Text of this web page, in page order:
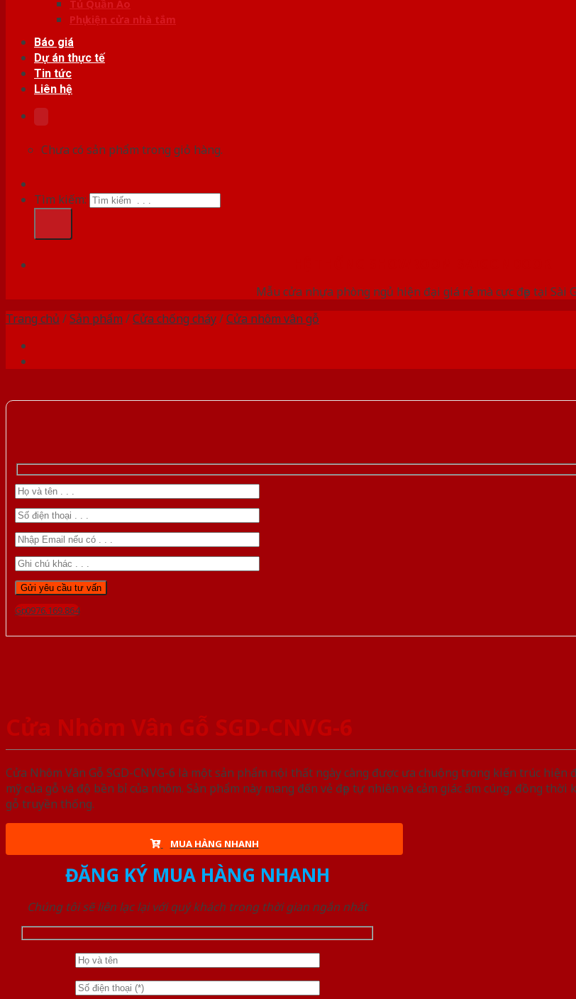
Tủ Quần Áo
Phụ kiện cửa nhà tắm
Báo giá
Dự án thực tế
Tin tức
Liên hệ
Chưa có sản phẩm trong giỏ hàng.
Tìm kiếm:
Mẫu cửa nhựa phòng ngủ hiện đại giá rẻ mà cực đẹp tại Sài
Trang chủ /Sản phẩm /Cửa chống cháy/Cửa nhôm vân gỗ
Gọi 0976.169.864
Cửa Nhôm Vân Gỗ SGD-CNVG-6
Cửa Nhôm Vân Gỗ SGD-CNVG-6 là một sản phẩm nội thất ngày càng được ưa chuộng trong kiến trúc
mỹ của gỗ và độ bền bỉ của nhôm. Sản phẩm này mang đến vẻ đẹp tự nhiên và cảm giác ấm cúng, đồng
gỗ truyền thống.
MUA HÀNG NHANH
ĐĂNG KÝ MUA HÀNG NHANH
Chúng tôi sẽ liên lạc lại với quý khách trong thời gian ngắn nhất